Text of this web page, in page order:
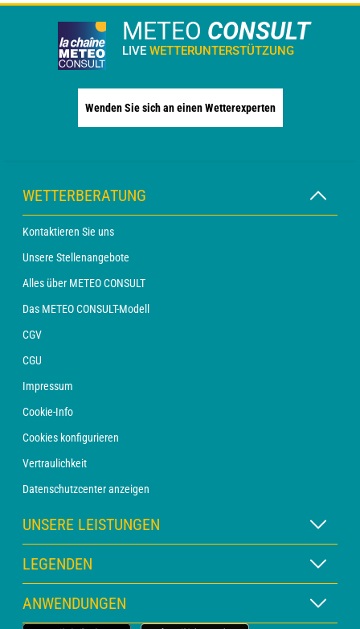
METEO CONSULT
LIVE WETTERUNTERSTÜTZUNG
Wenden Sie sich an einen Wetterexperten
WETTERBERATUNG
Kontaktieren Sie uns
Unsere Stellenangebote
Alles über METEO CONSULT
Das METEO CONSULT-Modell
CGV
CGU
Impressum
Cookie-Info
Cookies konfigurieren
Vertraulichkeit
Datenschutzcenter anzeigen
UNSERE LEISTUNGEN
WETTER Xpert Abonnement
WETTER PRO Abonnement
Beratung mit einem Vorhersager
LEGENDEN
Kartenlegende
Piktogrammlegende
ANWENDUNGEN